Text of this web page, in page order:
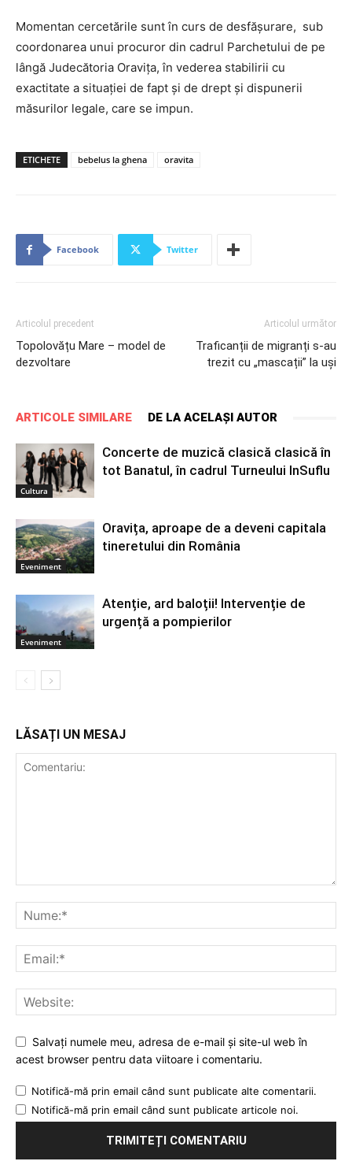
Momentan cercetările sunt în curs de desfășurare, sub
coordonarea unui procuror din cadrul Parchetului de pe
lângă Judecătoria Oravița, în vederea stabilirii cu
exactitate a situației de fapt și de drept și dispunerii
măsurilor legale, care se impun.
ETICHETE bebelus la ghena oravita
Facebook Twitter
Articolul precedent
Topolovățu Mare – model de
dezvoltare
Articolul următor
Traficanții de migranți s-au
trezit cu „mascații” la uși
ARTICOLE SIMILARE DE LA ACELAȘI AUTOR
Cultura
Concerte de muzică clasică clasică în
tot Banatul, în cadrul Turneului InSuflu
Eveniment
Oravița, aproape de a deveni capitala
tineretului din România
Eveniment
Atenție, ard baloții! Intervenție de
urgență a pompierilor
LĂSAȚI UN MESAJ
Salvați numele meu, adresa de e-mail și site-ul web în
acest browser pentru data viitoare i comentariu.
Notifică-mă prin email când sunt publicate alte comentarii.
Notifică-mă prin email când sunt publicate articole noi.